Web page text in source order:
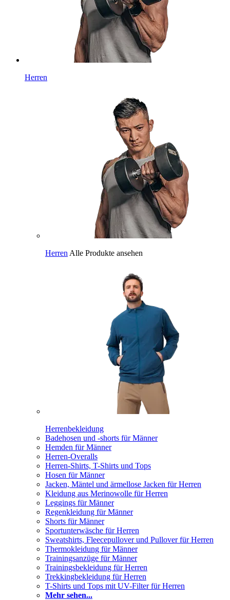
Herren
Herren Alle Produkte ansehen
Herrenbekleidung
Badehosen und -shorts für Männer
Hemden für Männer
Herren-Overalls
Herren-Shirts, T-Shirts und Tops
Hosen für Männer
Jacken, Mäntel und ärmellose Jacken für Herren
Kleidung aus Merinowolle für Herren
Leggings für Männer
Regenkleidung für Männer
Shorts für Männer
Sportunterwäsche für Herren
Sweatshirts, Fleecepullover und Pullover für Herren
Thermokleidung für Männer
Trainingsanzüge für Männer
Trainingsbekleidung für Herren
Trekkingbekleidung für Herren
T-Shirts und Tops mit UV-Filter für Herren
Mehr sehen...